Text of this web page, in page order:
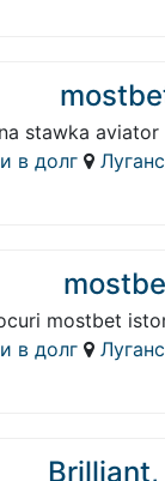
stawka
в долг
mostbet
в долг